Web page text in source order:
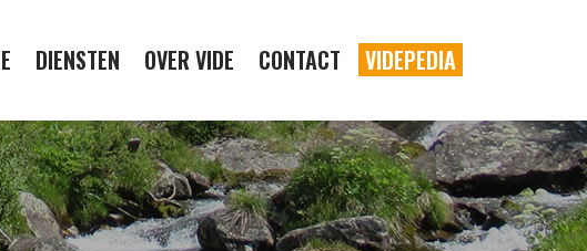
DIENSTEN OVER VIDE CONTACT VIDEPEDIA